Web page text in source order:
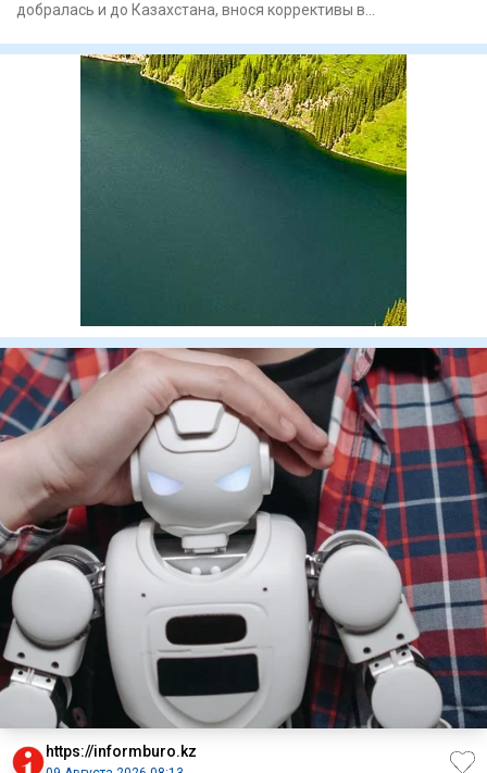
добралась и до Казахстана, внося коррективы в
https://informburo.kz